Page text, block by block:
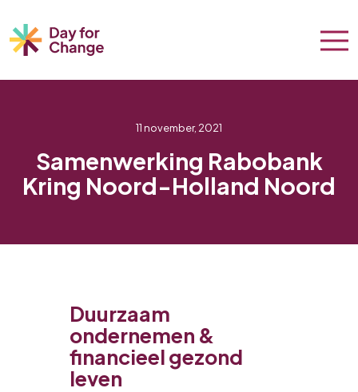
11 november, 2021
Samenwerking Rabobank
Kring Noord-Holland Noord
Duurzaam
ondernemen &
financieel gezond
leven